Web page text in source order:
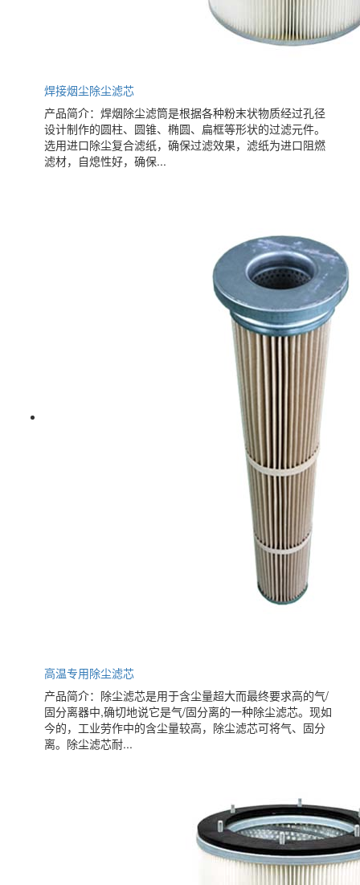
焊接烟尘除尘滤芯
产品简介：焊烟除尘滤筒是根据各种粉末状物质经过孔径
设计制作的圆柱、圆锥、椭圆、扁框等形状的过滤元件。
选用进口除尘复合滤纸，确保过滤效果，滤纸为进口阻燃
滤材，自熄性好，确保...
高温专用除尘滤芯
产品简介：除尘滤芯是用于含尘量超大而最终要求高的气/
固分离器中,确切地说它是气/固分离的一种除尘滤芯。现如
今的，工业劳作中的含尘量较高，除尘滤芯可将气、固分
离。除尘滤芯耐...